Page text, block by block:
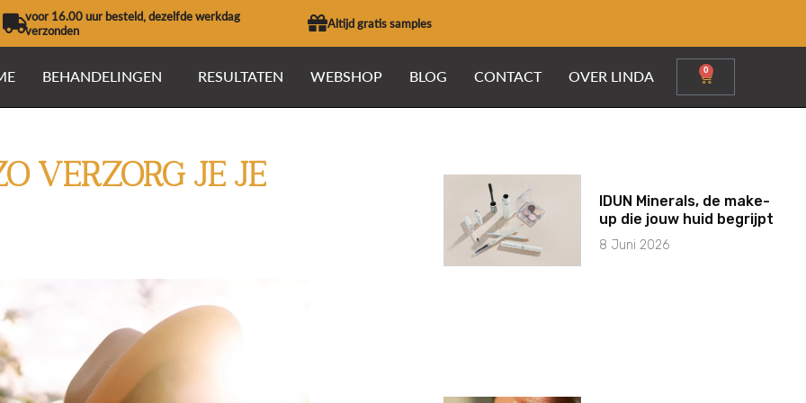
voor 16.00 uur besteld, dezelfde werkdag
verzonden
Altijd gratis samples
BEHANDELINGEN RESULTATEN WEBSHOP BLOG CONTACT OVER LINDA 0
verzorg je je
IDUN Minerals, de make-
up die jouw huid begrijpt
8 Juni 2026